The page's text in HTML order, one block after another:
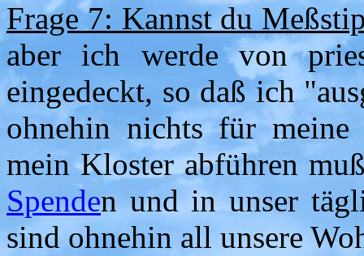
Frage 7: Kannst du
aber ich werde von
eingedeckt, so daß ich
ohnehin nichts für
mein Kloster abführen
Spenden und in unser
sind ohnehin all unsere